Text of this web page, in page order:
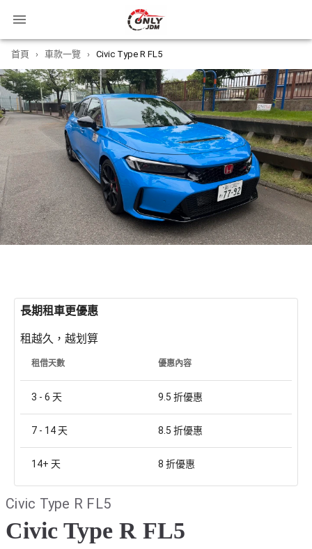
首頁 › 車款一覽 › Civic Type R FL5
長期租車更優惠
租越久，越划算
租借天數 優惠內容
3 - 6 天 9.5 折優惠
7 - 14 天 8.5 折優惠
14+ 天 8 折優惠
Civic Type R FL5
Civic Type R FL5